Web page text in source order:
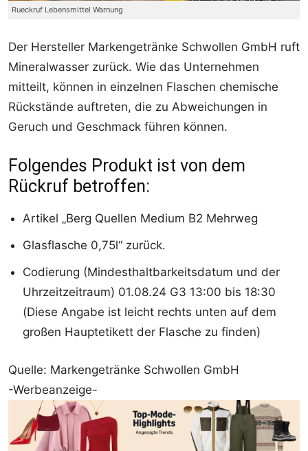
Rueckruf Lebensmittel Warnung
Der Hersteller Markengetränke Schwollen GmbH ruft
Mineralwasser zurück. Wie das Unternehmen
mitteilt, können in einzelnen Flaschen chemische
Rückstände auftreten, die zu Abweichungen in
Geruch und Geschmack führen können.
Folgendes Produkt ist von dem
Rückruf betroffen:
Artikel „Berg Quellen Medium B2 Mehrweg
Glasflasche 0,75l“ zurück.
Codierung (Mindesthaltbarkeitsdatum und der
Uhrzeitzeitraum) 01.08.24 G3 13:00 bis 18:30
(Diese Angabe ist leicht rechts unten auf dem
großen Hauptetikett der Flasche zu finden)
Quelle: Markengetränke Schwollen GmbH
-Werbeanzeige-